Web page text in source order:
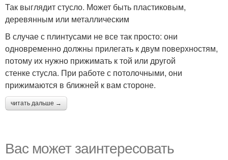
Так выглядит стусло. Может быть пластиковым,
деревянным или металлическим
В случае с плинтусами не все так просто: они
одновременно должны прилегать к двум поверхностям,
потому их нужно прижимать к той или другой
стенке стусла. При работе с потолочными, они
прижимаются в ближней к вам стороне.
читать дальше →
Вас может заинтересовать